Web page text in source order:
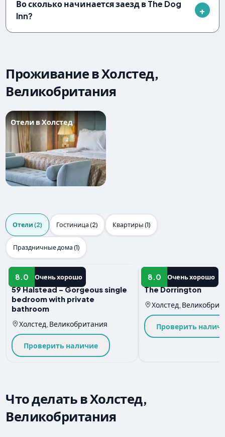
Во сколько начинается заезд в The Dog
Inn?
Проживание в Холстед,
Великобритания
Отели в Холстед
Отели (2) Гостиница (2) Квартиры (1)
Праздничные дома (1)
8.0 Очень хорошо
Отель
59 Halstead - Gorgeous single
bedroom with private
bathroom
Холстед, Великобритания
Проверить наличие
8.0 Очень хорошо
Отель
The Dorrington
Холстед,
Проверить
Что делать в Холстед,
Великобритания